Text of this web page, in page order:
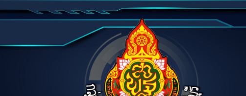
content Skip to navigation